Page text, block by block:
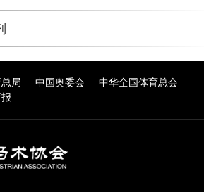
局 中国奥委会
中华全国体育总会